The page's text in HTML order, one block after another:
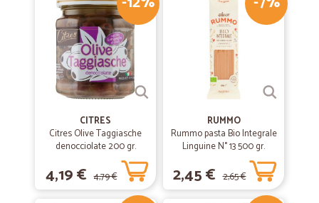
CITRES
Citres Olive Taggiasche
denocciolate 200 gr.
4,19 € 4,79 €
RUMMO
Rummo pasta Bio Integrale
Linguine N° 13 500 gr.
2,45 € 2,65 €